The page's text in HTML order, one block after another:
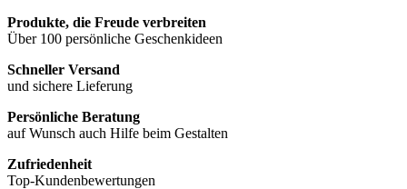
Produkte, die Freude verbreiten
Über 100 persönliche Geschenkideen
Schneller Versand
und sichere Lieferung
Persönliche Beratung
auf Wunsch auch Hilfe beim Gestalten
Zufriedenheit
Top-Kundenbewertungen